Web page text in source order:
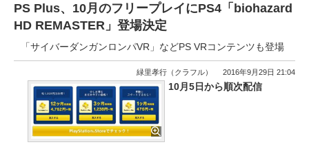
PS Plus、10月のフリープレイにPS4「biohazard
HD REMASTER」登場決定
「サイバーダンガンロンパVR」などPS VRコンテンツも登場
緑里孝行（クラフル） 2016年9月29日 21:04
10月5日から順次配信